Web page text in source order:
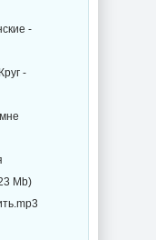
-
-
Mb)